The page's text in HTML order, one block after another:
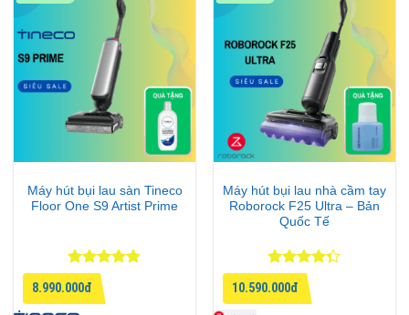
Máy hút bụi lau sàn Tineco
Floor One S9 Artist Prime
Được xếp
hạng4.75
5 sao
8.990.000đ
Máy hút bụi lau nhà cầm tay
Roborock F25 Ultra – Bản
Quốc Tế
Được xếp
hạng
4.33
5 sao
10.590.000đ